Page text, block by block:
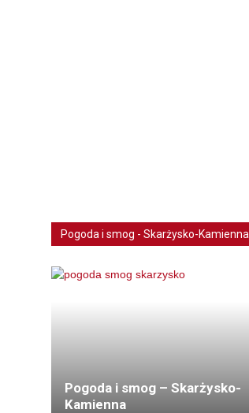
Pogoda i smog - Skarżysko-Kamienna
Pogoda i smog – Skarżysko-
Kamienna